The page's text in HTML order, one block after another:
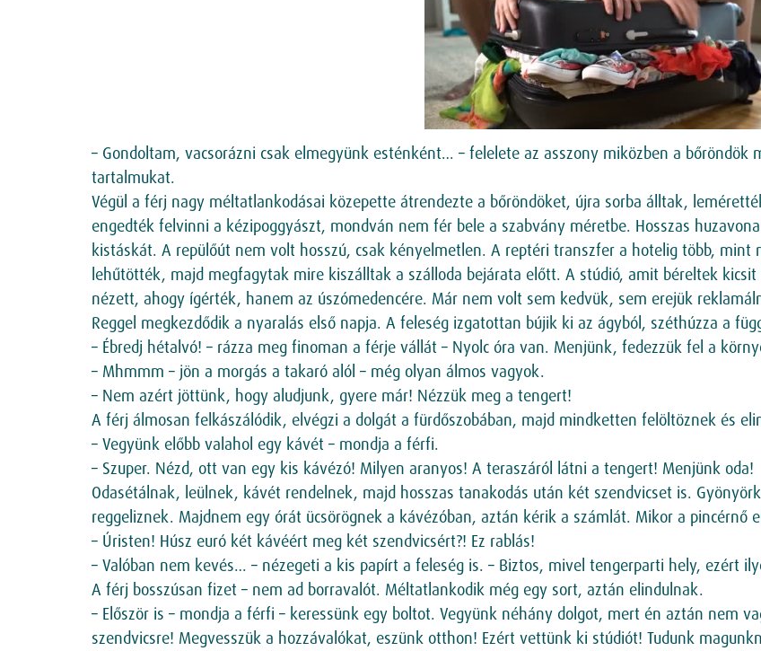
– Gondoltam, vacsorázni csak elmegyünk esténként… – felelete az asszony miközben a
tartalmukat.
Végül a férj nagy méltatlankodásai közepette átrendezte a bőröndöket, újra sorba álltak,
engedték felvinni a kézipoggyászt, mondván nem fér bele a szabvány méretbe. Hosszas
kistáskát. A repülőút nem volt hosszú, csak kényelmetlen. A reptéri transzfer a hotelig több,
lehűtötték, majd megfagytak mire kiszálltak a szálloda bejárata előtt. A stúdió, amit béreltek
nézett, ahogy ígérték, hanem az úszómedencére. Már nem volt sem kedvük, sem erejük
Reggel megkezdődik a nyaralás első napja. A feleség izgatottan bújik ki az ágyból, széthúzza a
– Ébredj hétalvó! – rázza meg finoman a férje vállát – Nyolc óra van. Menjünk, fedezzük fel a
– Mhmmm – jön a morgás a takaró alól – még olyan álmos vagyok.
– Nem azért jöttünk, hogy aludjunk, gyere már! Nézzük meg a tengert!
A férj álmosan felkászálódik, elvégzi a dolgát a fürdőszobában, majd mindketten felöltöznek és
– Vegyünk előbb valahol egy kávét – mondja a férfi.
– Szuper. Nézd, ott van egy kis kávézó! Milyen aranyos! A teraszáról látni a tengert! Menjünk oda!
Odasétálnak, leülnek, kávét rendelnek, majd hosszas tanakodás után két szendvicset is.
reggeliznek. Majdnem egy órát ücsörögnek a kávézóban, aztán kérik a számlát. Mikor a pincérnő
– Úristen! Húsz euró két kávéért meg két szendvicsért?! Ez rablás!
– Valóban nem kevés… – nézegeti a kis papírt a feleség is. – Biztos, mivel tengerparti hely, ezért
A férj bosszúsan fizet – nem ad borravalót. Méltatlankodik még egy sort, aztán elindulnak.
– Először is – mondja a férfi – keressünk egy boltot. Vegyünk néhány dolgot, mert én aztán nem
szendvicsre! Megvesszük a hozzávalókat, eszünk otthon! Ezért vettünk ki stúdiót! Tudunk